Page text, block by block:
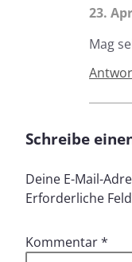
23.
Mag
Schreibe
Deine E-Mail-
Erforderliche
Kommentar*